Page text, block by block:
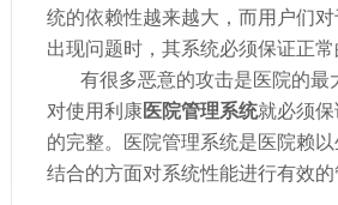
统的依赖性越来越大，而用户们
出现问题时，其系统必须保证正
有很多恶意的攻击是医院的
对使用利康医院管理系统就必须
的完整。医院管理系统是医院赖
结合的方面对系统性能进行有效的